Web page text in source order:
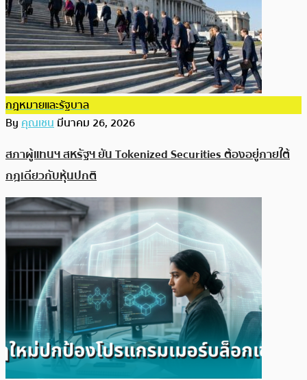
กฎหมายและรัฐบาล
Byคุณเชนมีนาคม 26, 2026
สภาผู้แทนฯ สหรัฐฯ ยัน Tokenized Securities ต้องอยู่ภายใต้
กฎเดียวกับหุ้นปกติ